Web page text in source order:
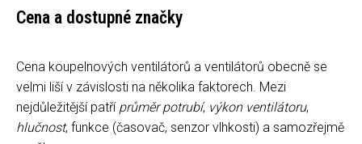
Cena a dostupné značky
Cena koupelnových ventilátorů a ventilátorů obecně se
velmi liší v závislosti na několika faktorech. Mezi
nejdůležitější patří průměr potrubí, výkon ventilátoru,
hlučnost, funkce (časovač, senzor vlhkosti) a samozřejmě